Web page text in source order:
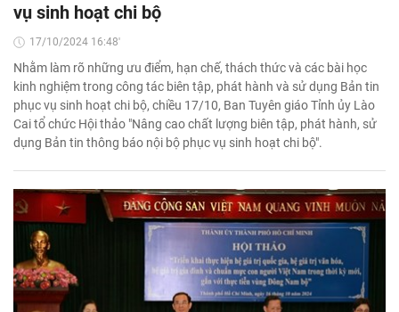
vụ sinh hoạt chi bộ
17/10/2024 16:48'
Nhằm làm rõ những ưu điểm, hạn chế, thách thức và các bài học
kinh nghiệm trong công tác biên tập, phát hành và sử dụng Bản tin
phục vụ sinh hoạt chi bộ, chiều 17/10, Ban Tuyên giáo Tỉnh ủy Lào
Cai tổ chức Hội thảo "Nâng cao chất lượng biên tập, phát hành, sử
dụng Bản tin thông báo nội bộ phục vụ sinh hoạt chi bộ".